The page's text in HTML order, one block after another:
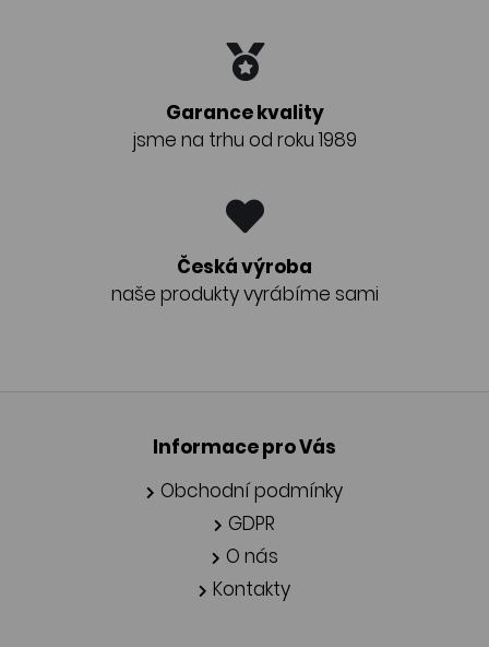
Garance kvality
jsme na trhu od roku 1989
Česká výroba
naše produkty vyrábíme sami
Informace pro Vás
Obchodní podmínky
GDPR
O nás
Kontakty